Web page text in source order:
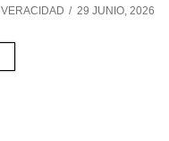
VERACIDAD / 29 JUNIO, 2026